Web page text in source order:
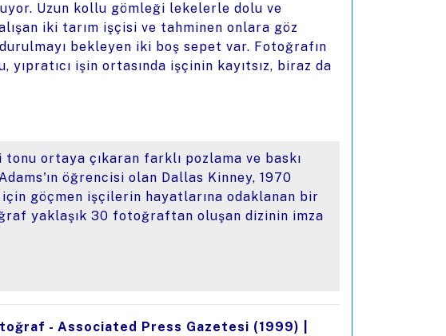
Uzun kollu gömleği lekelerle dolu ve
iki tarım işçisi ve tahminen onlara göz
bekleyen iki boş sepet var. Fotoğrafın
yıpratıcı işin ortasında işçinin kayıtsız, biraz da
ortaya çıkaran farklı pozlama ve baskı
öğrencisi olan Dallas Kinney, 1970
için göçmen işçilerin hayatlarına odaklanan bir
yaklaşık 30 fotoğraftan oluşan dizinin imza
- Associated Press Gazetesi (1999)